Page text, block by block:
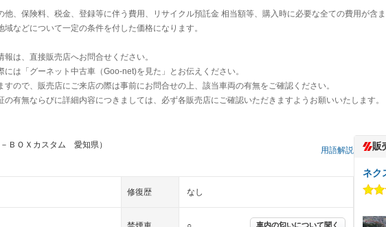
、保険料、税金、登録等に伴う費用、リサイクル預託金 相当額等、購入時に必要な全ての費用が含ま
などについて一定の条件を付した価格になります。
は、直接販売店へお問合せください。
は「グーネット中古車（Goo-net)を見た」とお伝えください。
ので、販売店にご来店の際は事前にお問合せの上、該当車両の有無をご確認ください。
の有無ならびに詳細内容につきましては、必ず各販売店にご確認いただきますようお願いいたします。
－ＢＯＸカスタム 愛知県）
用語解説
修復歴 なし
車内の匂いについて聞く
販
ネク